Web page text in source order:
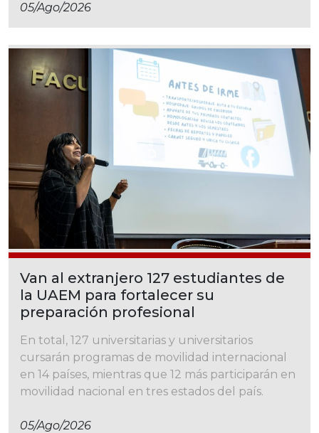
05/ago/2026
Van al extranjero 127 estudiantes de
la UAEM para fortalecer su
preparación profesional
En total, 127 universitarias y universitarios
cursarán programas de movilidad internacional
en 14 países, mientras que 12 más participarán en
movilidad nacional en tres estados del país.
05/ago/2026